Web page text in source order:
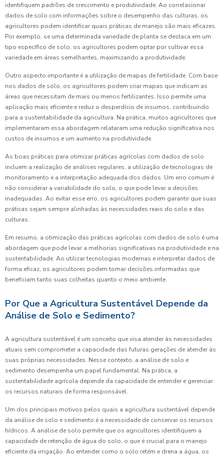
identifiquem padrões de crescimento e produtividade. Ao correlacionar
dados de solo com informações sobre o desempenho das culturas, os
agricultores podem identificar quais práticas de manejo são mais eficazes.
Por exemplo, se uma determinada variedade de planta se destaca em um
tipo específico de solo, os agricultores podem optar por cultivar essa
variedade em áreas semelhantes, maximizando a produtividade.
Outro aspecto importante é a utilização de mapas de fertilidade. Com base
nos dados de solo, os agricultores podem criar mapas que indicam as
áreas que necessitam de mais ou menos fertilizantes. Isso permite uma
aplicação mais eficiente e reduz o desperdício de insumos, contribuindo
para a sustentabilidade da agricultura. Na prática, muitos agricultores que
implementaram essa abordagem relataram uma redução significativa nos
custos de insumos e um aumento na produtividade.
As boas práticas para otimizar práticas agrícolas com dados de solo
incluem a realização de análises regulares, a utilização de tecnologias de
monitoramento e a interpretação adequada dos dados. Um erro comum é
não considerar a variabilidade do solo, o que pode levar a decisões
inadequadas. Ao evitar esse erro, os agricultores podem garantir que suas
práticas sejam sempre alinhadas às necessidades reais do solo e das
culturas.
Em resumo, a otimização das práticas agrícolas com dados de solo é uma
abordagem que pode levar a melhorias significativas na produtividade e na
sustentabilidade. Ao utilizar tecnologias modernas e interpretar dados de
forma eficaz, os agricultores podem tomar decisões informadas que
beneficiam tanto suas colheitas quanto o meio ambiente.
Por Que a Agricultura Sustentável Depende da
Análise de Solo e Sedimento?
A agricultura sustentável é um conceito que visa atender às necessidades
atuais sem comprometer a capacidade das futuras gerações de atender às
suas próprias necessidades. Nesse contexto, a análise de solo e
sedimento desempenha um papel fundamental. Na prática, a
sustentabilidade agrícola depende da capacidade de entender e gerenciar
os recursos naturais de forma responsável.
Um dos principais motivos pelos quais a agricultura sustentável depende
da análise de solo e sedimento é a necessidade de conservar os recursos
hídricos. A análise de solo permite que os agricultores identifiquem a
capacidade de retenção de água do solo, o que é crucial para o manejo
eficiente da irrigação. Ao entender como o solo retém e drena a água, os